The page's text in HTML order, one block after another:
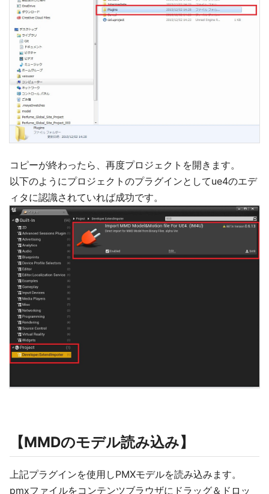
コピーが終わったら、再度プロジェクトを開きます。
以下のようにプロジェクトのプラグインとしてue4のエデ
ィタに認識されていれば成功です。
【MMDのモデル読み込み】
上記プラグインを使用しPMXモデルを読み込みます。
pmxファイルをコンテンツブラウザにドラッグ＆ドロッ